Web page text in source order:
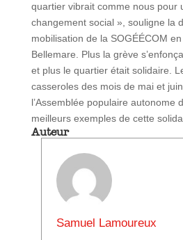
quartier vibrait comme nous pour
changement social », souligne la
mobilisation de la SOGÉÉCOM
Bellemare. Plus la grève
et plus le quartier était solidaire.
casseroles des mois de mai et
l’Assemblée populaire autonome
meilleurs exemples de cette
Auteur
Samuel Lamoureux